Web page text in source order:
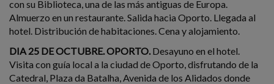
con su Biblioteca, una de las más antiguas de Europa.
Almuerzo en un restaurante. Salida hacia Oporto. Llegada al
hotel. Distribución de habitaciones. Cena y alojamiento.
DIA 25 DE OCTUBRE. OPORTO. Desayuno en el hotel.
Visita con guía local a la ciudad de Oporto, disfrutando de la
Catedral, Plaza da Batalha, Avenida de los Alidados donde